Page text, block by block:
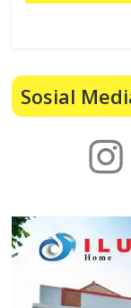
Sosial